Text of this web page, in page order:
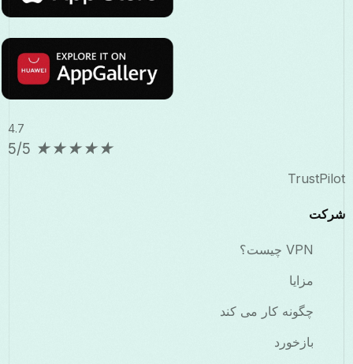
4.7
★
★
★
★
★
5/5
TrustPilot
شرکت
VPN چیست؟
مزایا
چگونه کار می کند
بازخورد